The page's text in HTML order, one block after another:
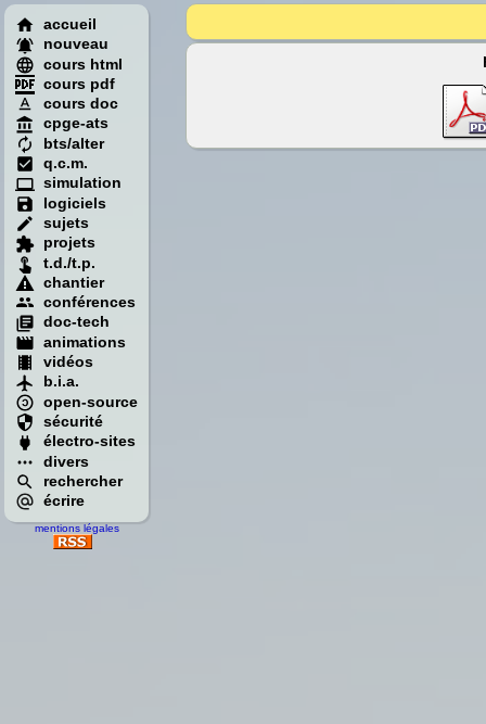
accueil
nouveau
cours html
cours pdf
cours doc
cpge-ats
bts/alter
q.c.m.
simulation
logiciels
sujets
projets
t.d./t.p.
chantier
conférences
doc-tech
animations
vidéos
b.i.a.
open-source
sécurité
électro-sites
divers
rechercher
écrire
mentions légales